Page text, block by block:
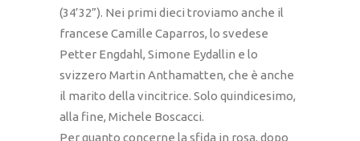
(34’32”). Nei primi dieci troviamo anche il
francese Camille Caparros, lo svedese
Petter Engdahl, Simone Eydallin e lo
svizzero Martin Anthamatten, che è anche
il marito della vincitrice. Solo quindicesimo,
alla fine, Michele Boscacci.
Per quanto concerne la sfida in rosa, dopo